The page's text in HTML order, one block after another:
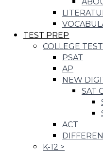
TEST PREP
COLLEGE TEST
PSAT
AP
NEW
SAT
ACT
K-12 >